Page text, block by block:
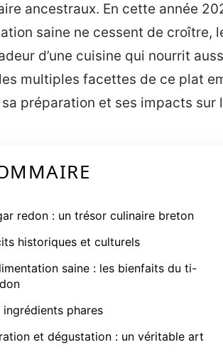
ancestraux. En cette année
saine ne cessent de
d’une cuisine qui nourrit
multiples facettes de ce plat
préparation et ses impacts sur
redon : un trésor culinaire breton
historiques et culturels
saine : les bienfaits du ti-
ingrédients phares
et dégustation : un véritable art